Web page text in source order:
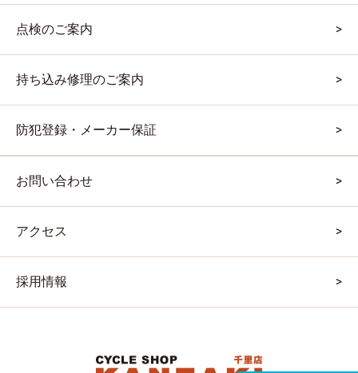
点検のご案内
持ち込み修理のご案内
防犯登録・メーカー保証
お問い合わせ
アクセス
採用情報